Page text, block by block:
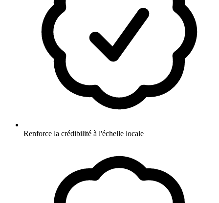
Renforce la crédibilité à l'échelle locale